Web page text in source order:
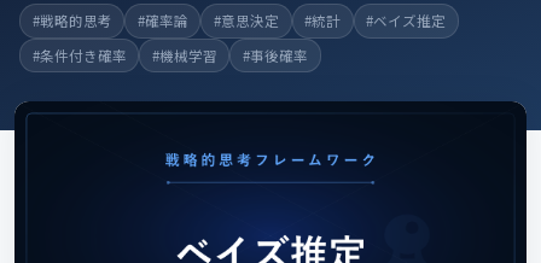
#戦略的思考 #確率論 #意思決定 #統計
#ベイズ推定
#条件付き確率
#機械学習 #事後確率